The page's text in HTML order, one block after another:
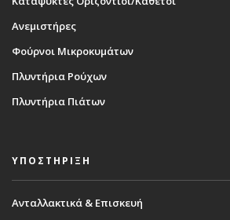
Ανεμιστήρες
Φούρνοι Μικροκυμάτων
Πλυντήρια Ρούχων
Πλυντήρια Πιάτων
ΥΠΟΣΤΗΡΙΞΗ
Ανταλλακτικά & Επισκευή